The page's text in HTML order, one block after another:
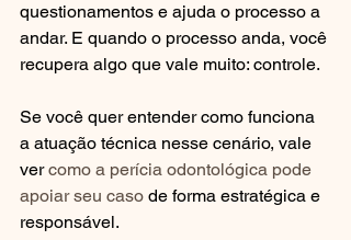
questionamentos e ajuda o processo a
andar. E quando o processo anda, você
recupera algo que vale muito: controle.
Se você quer entender como funciona
a atuação técnica nesse cenário, vale
ver como a perícia odontológica pode
apoiar seu caso de forma estratégica e
responsável.